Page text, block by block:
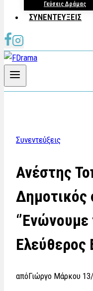
Γεύσεις Δράμας
ΣΥΝΕΝΤΕΥΞΕΙΣ
Συνεντεύξεις
Ανέστης
Δημοτικός
Ελεύθερος
απόΓιώργο Μάρκου